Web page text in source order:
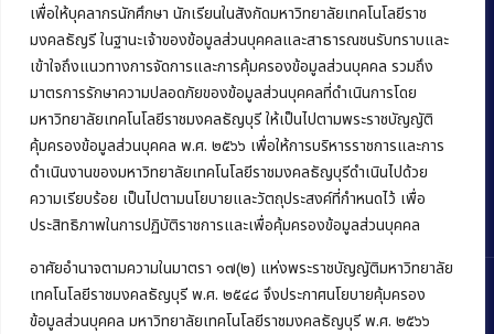
เพื่อให้บุคลากรนักศึกษา นักเรียนในสังกัดมหาวิทยาลัยเทคโนโลยีราช
มงคลธัญรี ในฐานะเจ้าของข้อมูลส่วนบุคคลและสาธารณชนรับทราบและ
เข้าใจถึงแนวทางการจัดการและการคุ้มครองข้อมูลส่วนบุคคล รวมถึง
มาตรการรักษาความปลอดภัยของข้อมูลส่วนบุคคลที่ดำเนินการโดย
มหาวิทยาลัยเทคโนโลยีราชมงคลธัญบุรี ให้เป็นไปตามพระราชบัญญัติ
คุ้มครองข้อมูลส่วนบุคคล พ.ศ. ๒๕๖๖ เพื่อให้การบริหารราชการและการ
ดำเนินงานของมหาวิทยาลัยเทคโนโลยีราชมงคลธัญบุรีดำเนินไปด้วย
ความเรียบร้อย เป็นไปตามนโยบายและวัตถุประสงค์ที่กำหนดไว้ เพื่อ
ประสิทธิภาพในการปฏิบัติราชการและเพื่อคุ้มครองข้อมูลส่วนบุคคล
อาศัยอำนาจตามความในมาตรา ๑๗(๒) แห่งพระราชบัญญัติมหาวิทยาลัย
เทคโนโลยีราชมงคลธัญบุรี พ.ศ. ๒๕๔๘ จึงประกาศนโยบายคุ้มครอง
ข้อมูลส่วนบุคคล มหาวิทยาลัยเทคโนโลยีราชมงคลธัญบุรี พ.ศ. ๒๕๖๖
39 หมู่ 1 ถนนรังสิต-นครนายก ตำบลคลองหก
อำเภอคลองหลวง จังหวัดปทุมธานี 12120
Phone:+66 (0) 2549 3243,+66 (0) 2549 3241
E-mail:bus@rmutt.ac.th